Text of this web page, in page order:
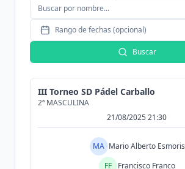
Rango de fechas (opcional)
Buscar
III Torneo SD Pádel Carballo
2ª MASCULINA
21/08/2025 21:30
MA Mario Alberto Esmoris
FF
Francisco Franco